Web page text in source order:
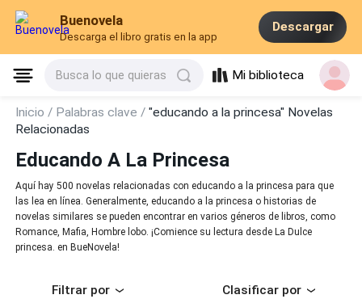
Buenovela
Descarga el libro gratis en la app
Descargar
Busca lo que quieras Mi biblioteca
Inicio / Palabras clave /"educando a la princesa" Novelas
Relacionadas
Educando A La Princesa
Aquí hay 500 novelas relacionadas con educando a la princesa para que
las lea en línea. Generalmente, educando a la princesa o historias de
novelas similares se pueden encontrar en varios géneros de libros, como
Romance, Mafia, Hombre lobo. ¡Comience su lectura desde La Dulce
princesa. en BueNovela!
Filtrar por Clasificar por